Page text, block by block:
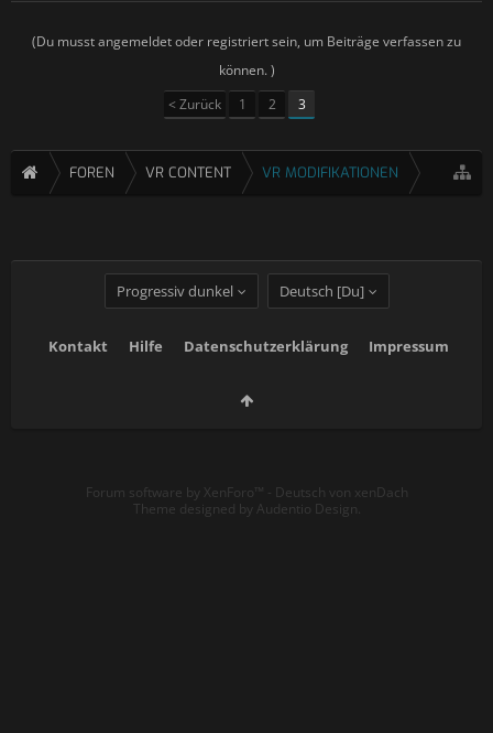
(Du musst angemeldet oder registriert sein, um Beiträge verfassen zu
können. )
< Zurück
1 2 3
FOREN VR CONTENT VR MODIFIKATIONEN
Progressiv dunkel Deutsch [Du]
Kontakt Hilfe Datenschutzerklärung Impressum
Forum software by XenForo™ - Deutsch von xenDach
Theme designed by Audentio Design.